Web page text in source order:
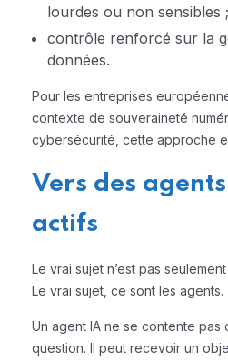
lourdes ou non sensibles ;
contrôle renforcé sur la
données.
Pour les entreprises
contexte de souveraineté
cybersécurité, cette approche
Vers des
actifs
Le vrai sujet n’est pas
Le vrai sujet, ce sont les agents.
Un agent IA ne se contente pas
question. Il peut recevoir un